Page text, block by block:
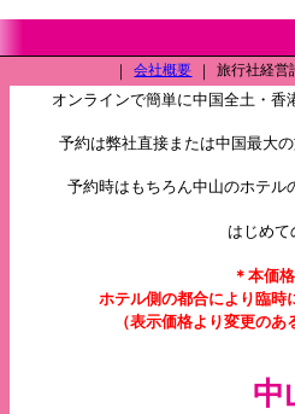
｜ 会社概要 ｜ 旅行社経営
オンラインで簡単に中国全土・
予約は弊社直接または中国最大
予約時はもちろん中山のホテ
はじめ
＊本価
ホテル側の都合により臨時
（表示価格より変更の
中